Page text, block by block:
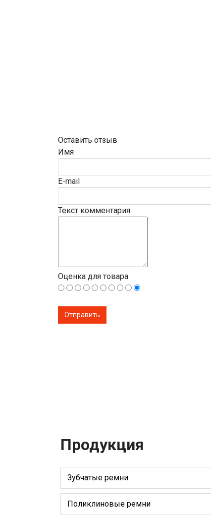
Оставить отзыв
Имя
E-mail
Текст комментария
Оценка для товара
Продукция
Зубчатые ремни
Поликлиновые ремни